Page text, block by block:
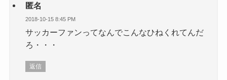
匿名
2018-10-15 8:45 PM
サッカーファンってなんでこんなひねくれてんだ
ろ・・・
返信